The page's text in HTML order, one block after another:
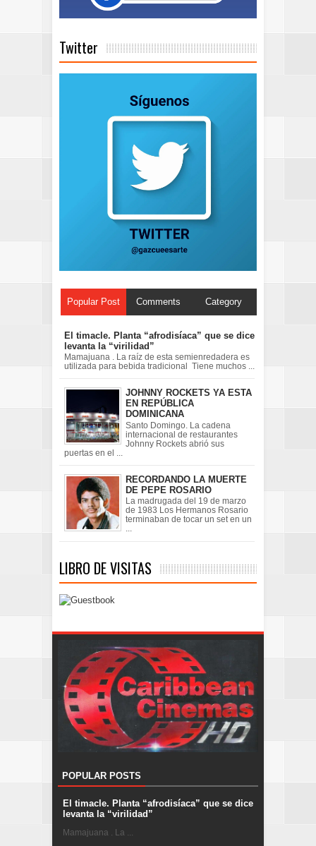
Twitter
Popular Post Comments Category
El timacle. Planta “afrodisíaca” que se dice
levanta la “virilidad”
Mamajuana . La raíz de esta semienredadera es
utilizada para bebida tradicional Tiene muchos ...
JOHNNY ROCKETS YA ESTA
EN REPÚBLICA
DOMINICANA
Santo Domingo. La cadena
internacional de restaurantes
Johnny Rockets abrió sus
puertas en el ...
RECORDANDO LA MUERTE
DE PEPE ROSARIO
La madrugada del 19 de marzo
de 1983 Los Hermanos Rosario
terminaban de tocar un set en un
...
LIBRO DE VISITAS
POPULAR POSTS
El timacle. Planta “afrodisíaca” que se dice
levanta la “virilidad”
Mamajuana . La ...